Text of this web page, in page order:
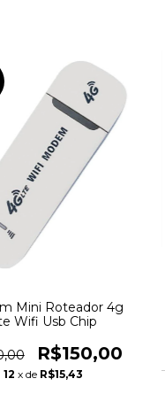
Mini Roteador 4g
Wifi Usb Chip
R$150,00
12 x de R$15,43